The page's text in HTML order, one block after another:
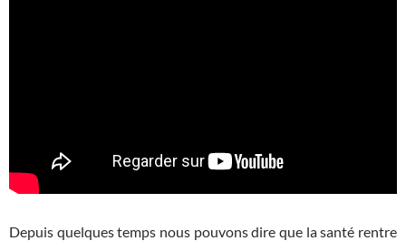
Depuis quelques temps nous pouvons dire que la santé rentre